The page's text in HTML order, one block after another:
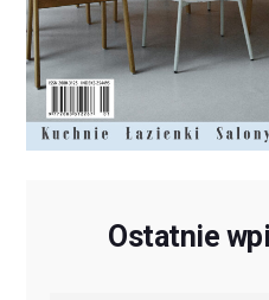
Ostatnie